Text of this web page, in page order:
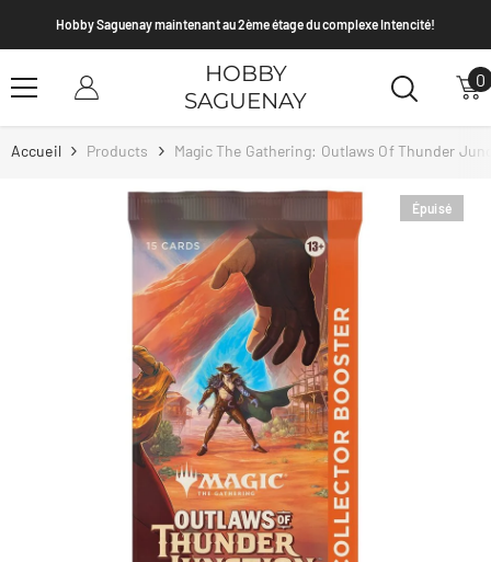
étage du complexe Intencité! Envoi PSA et TAG de janvier -
HOBBY
SAGUENAY
00
Accueil Products Magic The Gathering: Outlaws Of Thunder
Épuisé